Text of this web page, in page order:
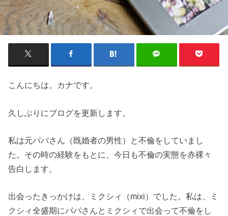
こんにちは。カナです。
久しぶりにブログを更新します。
私は元パパさん（既婚者の男性）と不倫をしていまし
た。その時の経験をもとに、今日も不倫の実態を赤裸々
告白します。
出会ったきっかけは、ミクシィ（mixi）でした。私は、ミ
クシィ全盛期にパパさんとミクシィで出会って不倫をし